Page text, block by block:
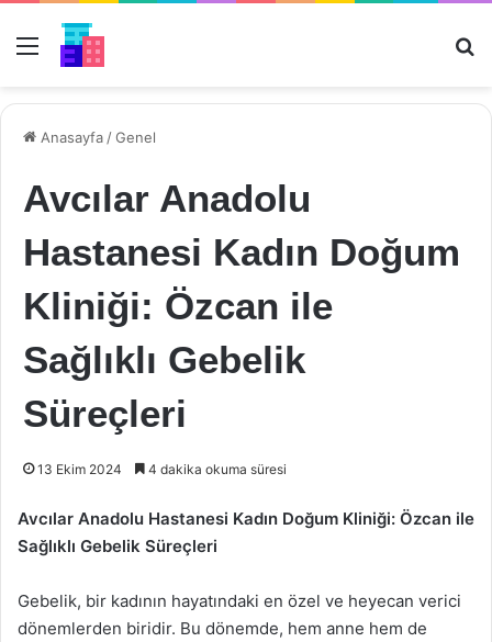
Menü
Anasayfa /Genel
Avcılar Anadolu
Hastanesi Kadın Doğum
Kliniği: Özcan ile
Sağlıklı Gebelik
Süreçleri
13 Ekim 2024 4 dakika okuma süresi
Avcılar Anadolu Hastanesi Kadın Doğum Kliniği: Özcan ile
Sağlıklı Gebelik Süreçleri
Gebelik, bir kadının hayatındaki en özel ve heyecan verici
dönemlerden biridir. Bu dönemde, hem anne hem de